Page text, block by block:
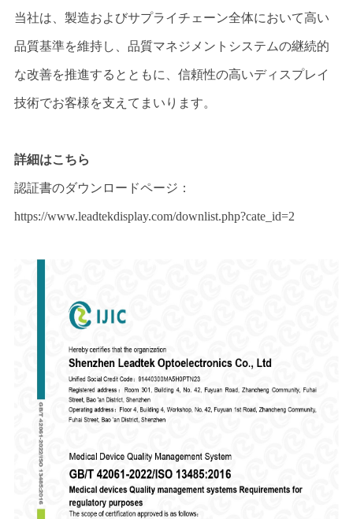
当社は、製造およびサプライチェーン全体において高い
品質基準を維持し、品質マネジメントシステムの継続的
な改善を推進するとともに、信頼性の高いディスプレイ
技術でお客様を支えてまいります。
詳細はこちら
認証書のダウンロードページ：
https://www.leadtekdisplay.com/downlist.php?cate_id=2